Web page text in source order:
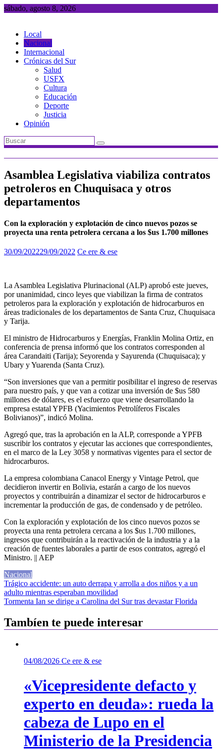
Saltar
sábado, agosto 8, 2026
Local
Nacional
Internacional
Crónicas del Sur
Salud
USFX
Cultura
Educación
Deporte
Justicia
Opinión
Asamblea Legislativa viabiliza contratos
petroleros en Chuquisaca y otros
departamentos
Con la exploración y explotación de cinco nuevos pozos se
proyecta una renta petrolera cercana a los $us 1.700 millones
30/09/202229/09/2022 Ce ere & ese
La Asamblea Legislativa Plurinacional (ALP) aprobó este jueves,
por unanimidad, cinco leyes que viabilizan la firma de contratos
petroleros para la exploración y explotación de hidrocarburos en
áreas tradicionales de los departamentos de Santa Cruz, Chuquisaca
y Tarija.
El ministro de Hidrocarburos y Energías, Franklin Molina Ortiz, en
conferencia de prensa informó que los contratos corresponden al
área Carandaiti (Tarija); Seyorenda y Sayurenda (Chuquisaca); y
Ubary y Yuarenda (Santa Cruz).
“Son inversiones que van a permitir posibilitar el ingreso de reservas
para nuestro país, y que van a cotizar una inversión de $us 580
millones de dólares, es el esfuerzo que viene desarrollando la
empresa estatal YPFB (Yacimientos Petrolíferos Fiscales
Bolivianos)”, indicó Molina.
Agregó que, tras la aprobación en la ALP, corresponde a YPFB
suscribir los contratos y ejecutar las acciones que correspondientes,
en el marco de la Ley 3058 y normativas vigentes para el sector de
hidrocarburos.
La empresa colombiana Canacol Energy y Vintage Petrol, que
decidieron invertir en Bolivia, estarán a cargo de los nuevos
proyectos y contribuirán a dinamizar el sector de hidrocarburos e
incrementar la producción de gas, de condensado y de petróleo.
Con la exploración y explotación de los cinco nuevos pozos se
proyecta una renta petrolera cercana a los $us 1.700 millones,
ingresos que contribuirán a la reactivación de la industria y a la
creación de fuentes laborales a partir de esos contratos, agregó el
Ministro. || AEP
Nacional
Navegación
de
Trágico accidente: un auto derrapa y arrolla a dos niños y a un
adulto mientras esperaban movilidad
Tormenta Ian se dirige a Carolina del Sur tras devastar Florida
Tambíen te puede interesar
04/08/2026 Ce ere & ese
«Vicepresidente defacto y
experto en deuda»: rueda la
cabeza de Lupo en el
Ministerio de la Presidencia